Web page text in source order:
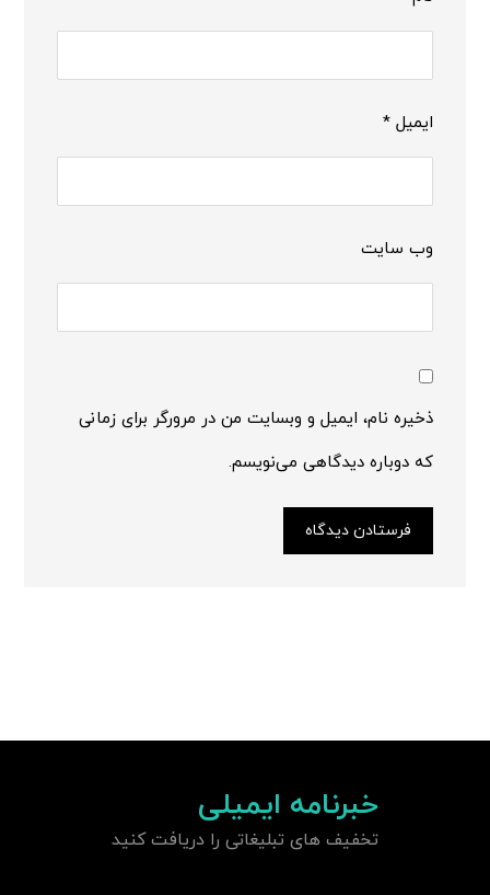
ایمیل*
وب‌ سایت
ذخیره نام، ایمیل و وبسایت من در مرورگر برای زمانی
که دوباره دیدگاهی می‌نویسم.
فرستادن دیدگاه
خبرنامه ایمیلی
تخفیف های تبلیغاتی را دریافت کنید